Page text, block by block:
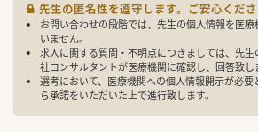
先生の匿名性を遵守します。ご安心くださ
お問い合わせの段階では、先生の個人情報を医
いません。
求人に関する質問・不明点につきましては、先
社コンサルタントが医療機関に確認し、回答致し
選考において、医療機関への個人情報開示が必
ら承諾をいただいた上で進行致します。